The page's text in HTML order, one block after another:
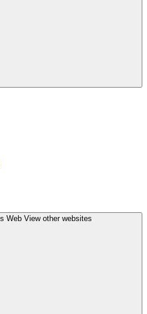
Web View other websites